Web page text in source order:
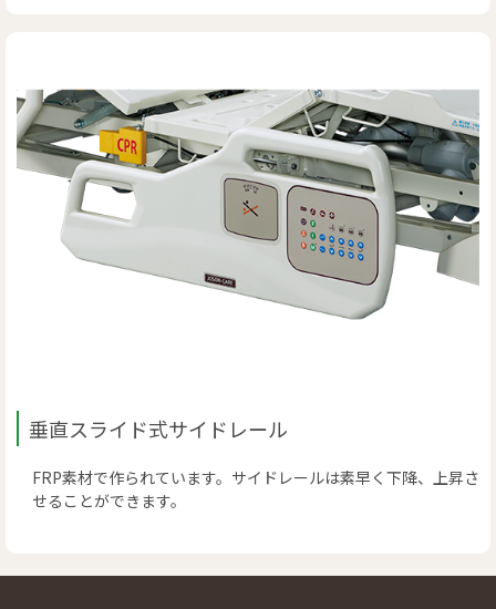
垂直スライド式サイドレール
FRP素材で作られています。サイドレールは素早く下降、上昇さ
せることができます。